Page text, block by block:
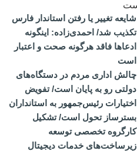
شایعه تغییر یا رفتن استاندار فارس
تکذیب شد/ احمدی‌زاده: اینگونه
ادعاها فاقد هرگونه صحت و اعتبار
است
چالش اداری مردم در دستگاه‌های
دولتی رو به پایان است/ تفویض
اختیارات رئیس‌جمهور به استانداران
بسترساز تحول است/ تشکیل
کارگروه تخصصی توسعه
زیرساخت‌های خدمات دیجیتال